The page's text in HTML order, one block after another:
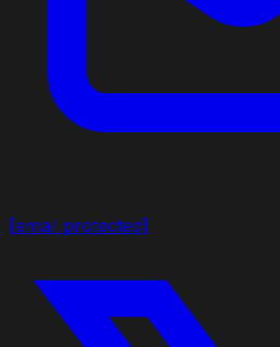
[email protected]